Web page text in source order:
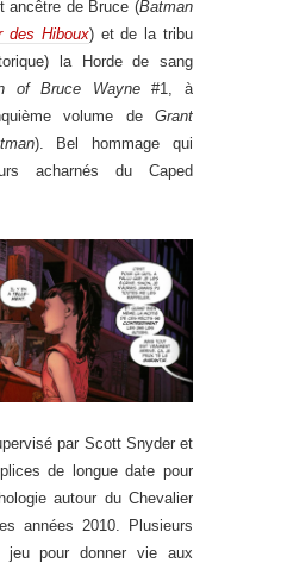
ancêtre de Bruce (Batman
des Hiboux) et de la tribu
la Horde de sang
of Bruce Wayne#1, à
volume de Grant
). Bel hommage qui
acharnés du Caped
par Scott Snyder et
de longue date pour
autour du Chevalier
années 2010. Plusieurs
pour donner vie aux